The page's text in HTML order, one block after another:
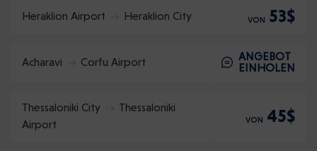
Heraklion Airport Heraklion City VON 53$
Acharavi Corfu Airport
ANGEBOT
EINHOLEN
Thessaloniki City
Thessaloniki
Airport
VON 45$